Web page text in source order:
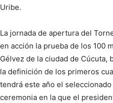
Uribe.
La jornada de apertura del
en acción la prueba de los 100
Gélvez de la ciudad de Cúcuta,
la definición de los primeros
tendrá este año el
ceremonia en la que el